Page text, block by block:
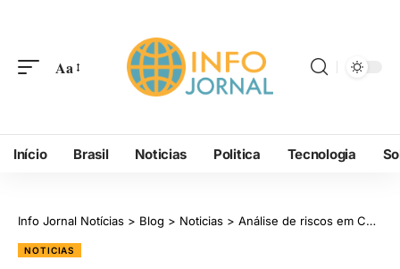
Aa
Início Brasil Noticias Politica Tecnologia
Info Jornal Notícias > Blog > Noticias > Análise de riscos em CRI e CRA
NOTICIAS